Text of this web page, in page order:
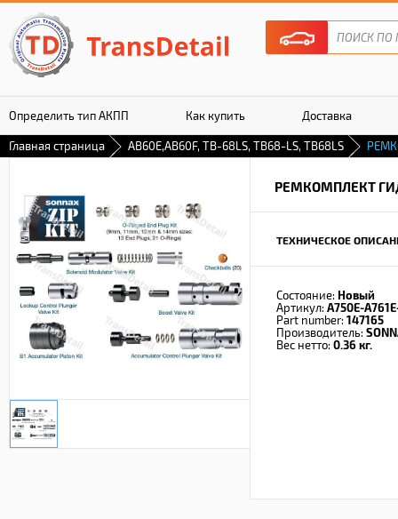
Определить тип АКПП Как купить Доставка
Гарантия
Главная страница AB60E,AB60F, TB-68LS, TB68-LS, TB68LS
РЕМКОМПЛЕКТ
ТЕХНИЧЕСКОЕ
Состояние: Новый
Артикул: A750E-
Part number: 147165
Производитель:
Вес нетто: 0.36 кг.